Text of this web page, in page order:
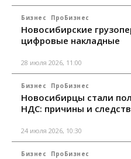
Бизнес ПроБизнес
Новосибирские
цифровые накладные
28 июля 2026, 11:00
Бизнес ПроБизнес
Новосибирцы стали
НДС: причины и
24 июля 2026, 10:30
Бизнес ПроБизнес